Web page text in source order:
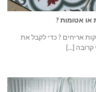
אטומות ?
אריחים ? כדי לקבל את
[...]